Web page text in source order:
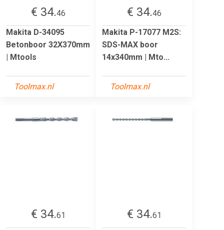
€ 34.46
Makita D-34095
Betonboor 32X370mm
| Mtools
Toolmax.nl
€ 34.46
Makita P-17077 M2S:
SDS-MAX boor
14x340mm | Mto...
Toolmax.nl
€ 34.61
€ 34.61